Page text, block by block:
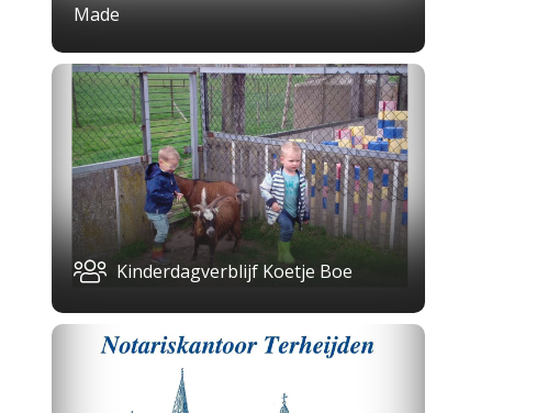
Made
Kinderdagverblijf Koetje Boe